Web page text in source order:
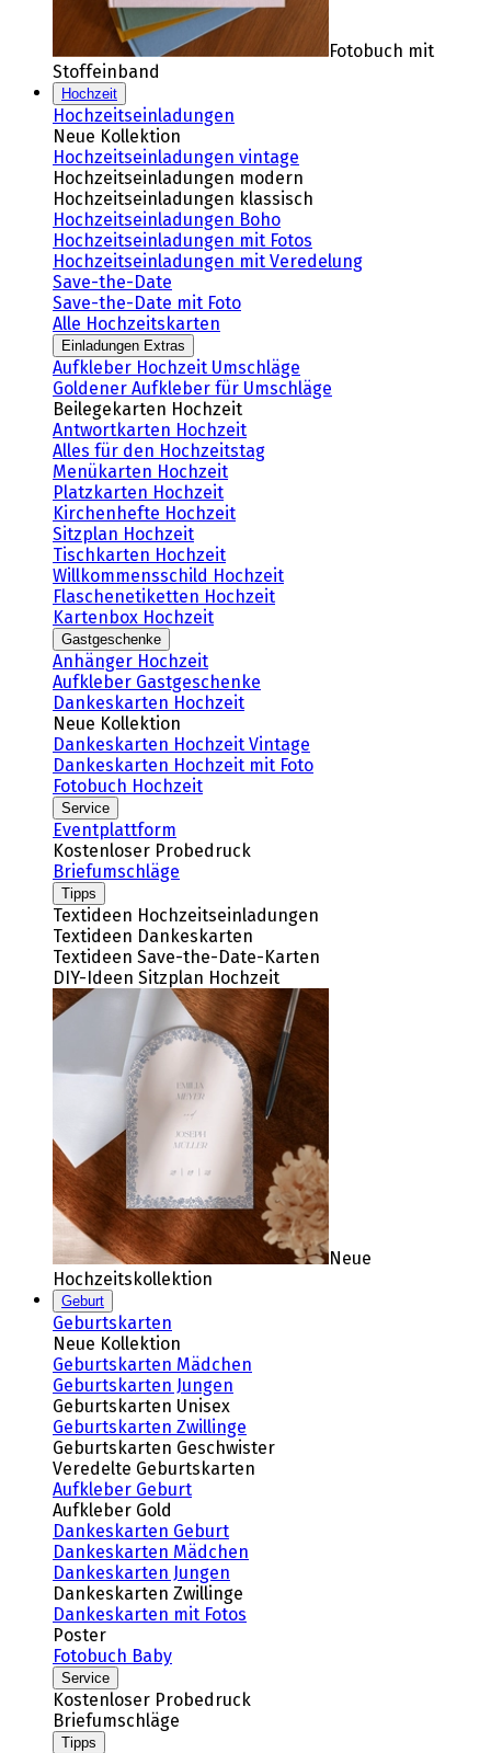
Fotobuch mit
Stoffeinband
Hochzeit
Hochzeitseinladungen
Neue Kollektion
Hochzeitseinladungen vintage
Hochzeitseinladungen modern
Hochzeitseinladungen klassisch
Hochzeitseinladungen Boho
Hochzeitseinladungen mit Fotos
Hochzeitseinladungen mit Veredelung
Save-the-Date
Save-the-Date mit Foto
Alle Hochzeitskarten
Einladungen Extras
Aufkleber Hochzeit Umschläge
Goldener Aufkleber für Umschläge
Beilegekarten Hochzeit
Antwortkarten Hochzeit
Alles für den Hochzeitstag
Menükarten Hochzeit
Platzkarten Hochzeit
Kirchenhefte Hochzeit
Sitzplan Hochzeit
Tischkarten Hochzeit
Willkommensschild Hochzeit
Flaschenetiketten Hochzeit
Kartenbox Hochzeit
Gastgeschenke
Anhänger Hochzeit
Aufkleber Gastgeschenke
Dankeskarten Hochzeit
Neue Kollektion
Dankeskarten Hochzeit Vintage
Dankeskarten Hochzeit mit Foto
Fotobuch Hochzeit
Service
Eventplattform
Kostenloser Probedruck
Briefumschläge
Tipps
Textideen Hochzeitseinladungen
Textideen Dankeskarten
Textideen Save-the-Date-Karten
DIY-Ideen Sitzplan Hochzeit
Neue
Hochzeitskollektion
Geburt
Geburtskarten
Neue Kollektion
Geburtskarten Mädchen
Geburtskarten Jungen
Geburtskarten Unisex
Geburtskarten Zwillinge
Geburtskarten Geschwister
Veredelte Geburtskarten
Aufkleber Geburt
Aufkleber Gold
Dankeskarten Geburt
Dankeskarten Mädchen
Dankeskarten Jungen
Dankeskarten Zwillinge
Dankeskarten mit Fotos
Poster
Fotobuch Baby
Service
Kostenloser Probedruck
Briefumschläge
Tipps